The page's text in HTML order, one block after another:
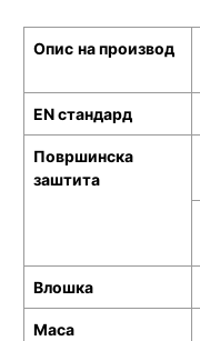
Опис на производ
EN стандард
Површинска
заштита
Влошка
Маса